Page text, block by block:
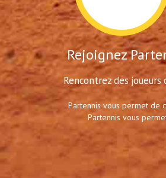
Rejoignez
Rencontrez des
Partennis vous permet de
Partennis vous